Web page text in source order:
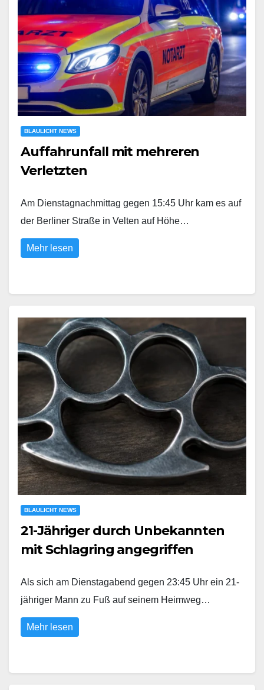
BLAULICHT NEWS
Auffahrunfall mit mehreren
Verletzten
Am Dienstagnachmittag gegen 15:45 Uhr kam es auf
der Berliner Straße in Velten auf Höhe…
Mehr lesen
BLAULICHT NEWS
21-Jähriger durch Unbekannten
mit Schlagring angegriffen
Als sich am Dienstagabend gegen 23:45 Uhr ein 21-
jähriger Mann zu Fuß auf seinem Heimweg…
Mehr lesen